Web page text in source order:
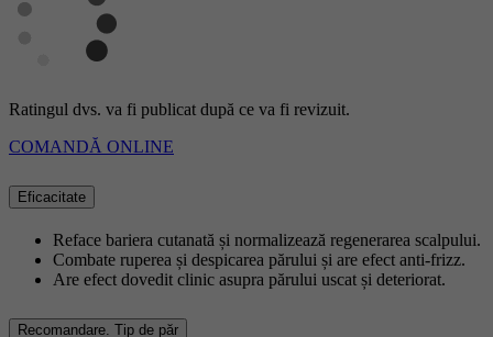
Ratingul dvs. va fi publicat după ce va fi revizuit.
COMANDĂ ONLINE
Eficacitate
Reface bariera cutanată și normalizează regenerarea scalpului.
Combate ruperea și despicarea părului și are efect anti-frizz.
Are efect dovedit clinic asupra părului uscat și deteriorat.
Recomandare. Tip de păr